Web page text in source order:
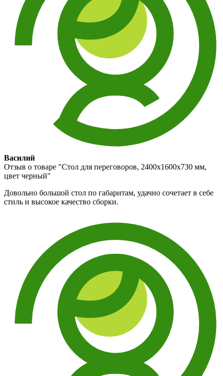
Василий
Отзыв о товаре "Стол для переговоров, 2400x1600х730 мм,
цвет черный"
Довольно большой стол по габаритам, удачно сочетает в себе
стиль и высокое качество сборки.